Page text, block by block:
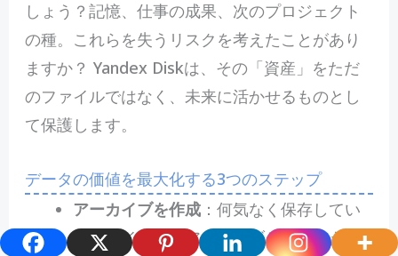
しょう？記憶、仕事の成果、次のプロジェクト
の種。これらを失うリスクを考えたことがあり
ますか？ Yandex Diskは、その「資産」をただ
のファイルではなく、未来に活かせるものとし
て保護します。
データの価値を最大化する3つのステップ
アーカイブを作成：何気なく保存してい
るファイルも、アーカイブとして整える